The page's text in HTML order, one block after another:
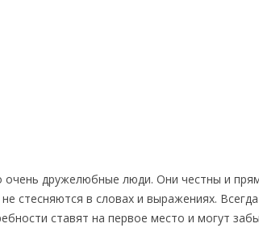
очень дружелюбные люди. Они честны и
стесняются в словах и выражениях.
ставят на первое место и могут